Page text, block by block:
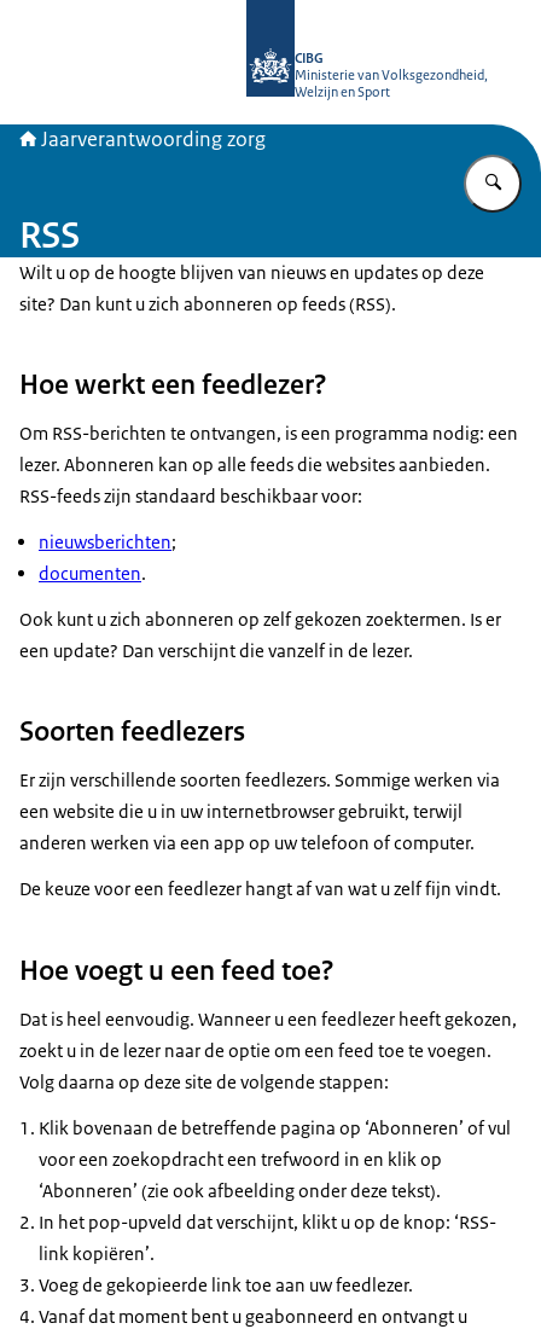
CIBG
Ministerie van Volksgezondheid,
Welzijn en Sport
Jaarverantwoording zorg
RSS
Wilt u op de hoogte blijven van nieuws en updates op deze
site? Dan kunt u zich abonneren op feeds (RSS).
Hoe werkt een feedlezer?
Om RSS-berichten te ontvangen, is een programma nodig: een
lezer. Abonneren kan op alle feeds die websites aanbieden.
RSS-feeds zijn standaard beschikbaar voor:
nieuwsberichten;
documenten.
Ook kunt u zich abonneren op zelf gekozen zoektermen. Is er
een update? Dan verschijnt die vanzelf in de lezer.
Soorten feedlezers
Er zijn verschillende soorten feedlezers. Sommige werken via
een website die u in uw internetbrowser gebruikt, terwijl
anderen werken via een app op uw telefoon of computer.
De keuze voor een feedlezer hangt af van wat u zelf fijn vindt.
Hoe voegt u een feed toe?
Dat is heel eenvoudig. Wanneer u een feedlezer heeft gekozen,
zoekt u in de lezer naar de optie om een feed toe te voegen.
Volg daarna op deze site de volgende stappen:
Klik bovenaan de betreffende pagina op ‘Abonneren’ of vul
voor een zoekopdracht een trefwoord in en klik op
‘Abonneren’ (zie ook afbeelding onder deze tekst).
In het pop-upveld dat verschijnt, klikt u op de knop: ‘RSS-
link kopiëren’.
Voeg de gekopieerde link toe aan uw feedlezer.
Vanaf dat moment bent u geabonneerd en ontvangt u